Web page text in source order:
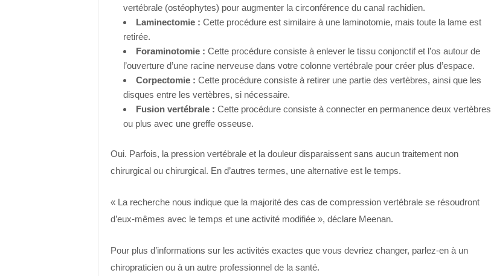
vertébrale (ostéophytes) pour augmenter la circonférence du canal rachidien.
Laminectomie : Cette procédure est similaire à une laminotomie, mais toute la lame est
retirée.
Foraminotomie : Cette procédure consiste à enlever le tissu conjonctif et l’os autour de
l’ouverture d’une racine nerveuse dans votre colonne vertébrale pour créer plus d’espace.
Corpectomie : Cette procédure consiste à retirer une partie des vertèbres, ainsi que les
disques entre les vertèbres, si nécessaire.
Fusion vertébrale : Cette procédure consiste à connecter en permanence deux vertèbres
ou plus avec une greffe osseuse.
Oui. Parfois, la pression vertébrale et la douleur disparaissent sans aucun traitement non
chirurgical ou chirurgical. En d’autres termes, une alternative est le temps.
« La recherche nous indique que la majorité des cas de compression vertébrale se résoudront
d’eux-mêmes avec le temps et une activité modifiée », déclare Meenan.
Pour plus d’informations sur les activités exactes que vous devriez changer, parlez-en à un
chiropraticien ou à un autre professionnel de la santé.